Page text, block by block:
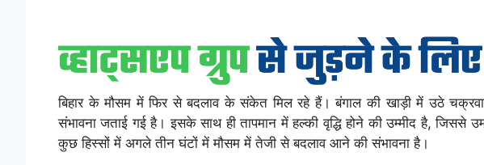
बिहार के मौसम में फिर से बदलाव के संकेत मिल रहे हैं। बंगाल की खाड़ी में उठे
संभावना जताई गई है। इसके साथ ही तापमान में हल्की वृद्धि होने की उम्मीद है, जिससे
कुछ हिस्सों में अगले तीन घंटों में मौसम में तेजी से बदलाव आने की संभावना है।